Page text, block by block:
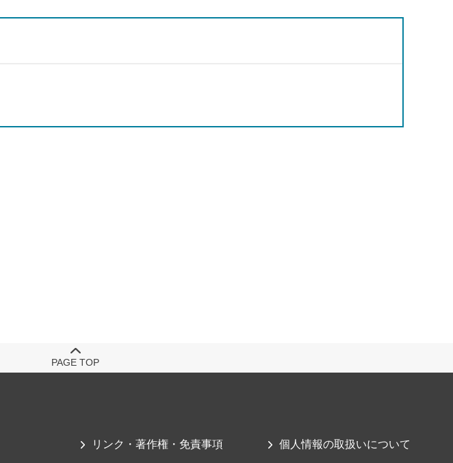
PAGE TOP
リンク・著作権・免責事項 個人情報の取扱いについて